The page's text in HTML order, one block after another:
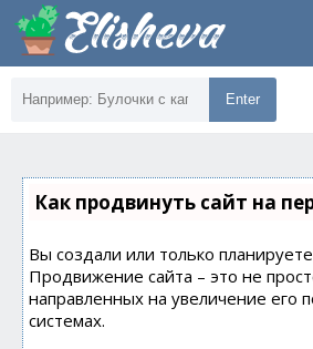
Enter
Как продвинуть сайт на
Вы создали или только
Продвижение сайта – это не
направленных на увеличение его
системах.